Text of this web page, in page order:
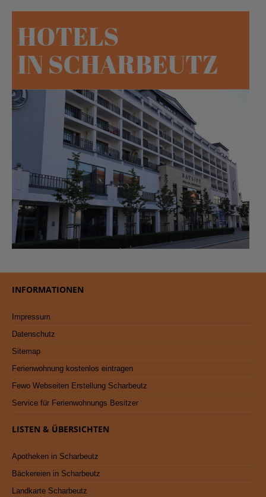
INFORMATIONEN
Impressum
Datenschutz
Sitemap
Ferienwohnung kostenlos eintragen
Fewo Webseiten Erstellung Scharbeutz
Service für Ferienwohnungs Besitzer
LISTEN & ÜBERSICHTEN
Apotheken in Scharbeutz
Bäckereien in Scharbeutz
Landkarte Scharbeutz